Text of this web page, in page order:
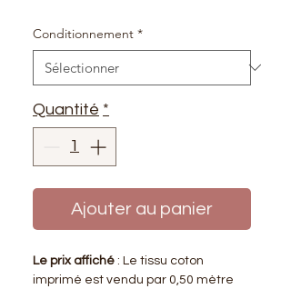
Conditionnement *
Quantité *
Ajouter au panier
Le prix affiché : Le tissu coton
imprimé est vendu par 0,50 mètre